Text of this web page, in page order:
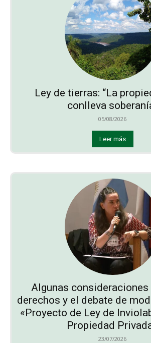
Ley de tierras: “La
conlleva
05/08/2026
Leer más
Algunas
derechos y el debate de
«Proyecto de Ley de
Propiedad
23/07/2026